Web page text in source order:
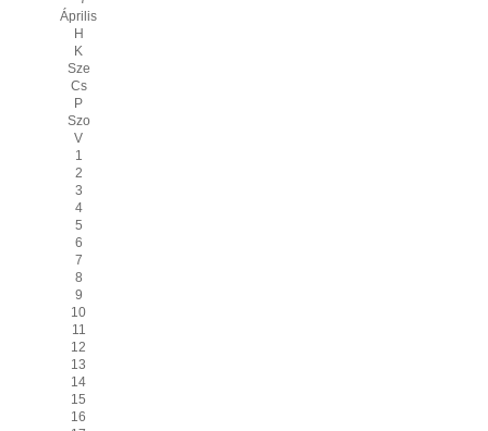
Április
H
K
Sze
Cs
P
Szo
V
1
2
3
4
5
6
7
8
9
10
11
12
13
14
15
16